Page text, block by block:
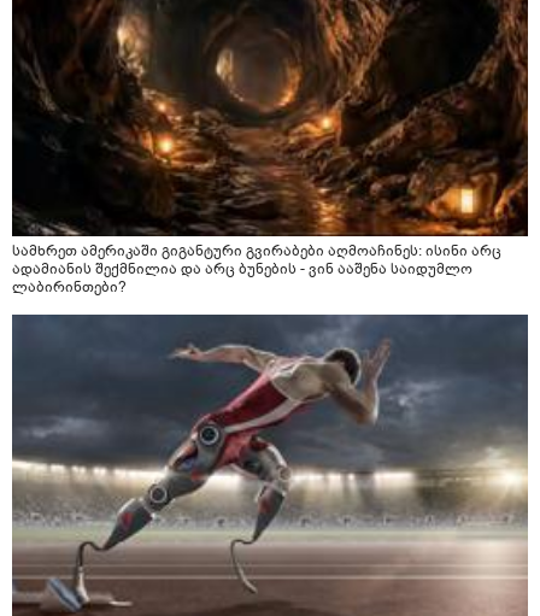
სამხრეთ ამერიკაში გიგანტური გვირაბები აღმოაჩინეს: ისინი არც
ადამიანის შექმნილია და არც ბუნების - ვინ ააშენა საიდუმლო
ლაბირინთები?